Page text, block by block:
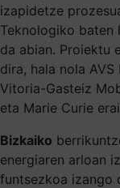
izapidetze
Teknologiko baten
da abian. Proiektu
dira, hala nola
Vitoria-Gasteiz
eta Marie Curie
Bizkaiko
energiaren arloan
funtsezkoa izango